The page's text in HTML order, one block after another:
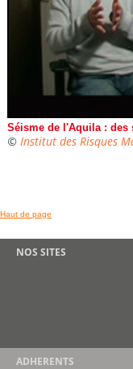
Séisme de l'Aquila :
© Institut des Risques
Haut de page
NOS SITES
ADHERENTS